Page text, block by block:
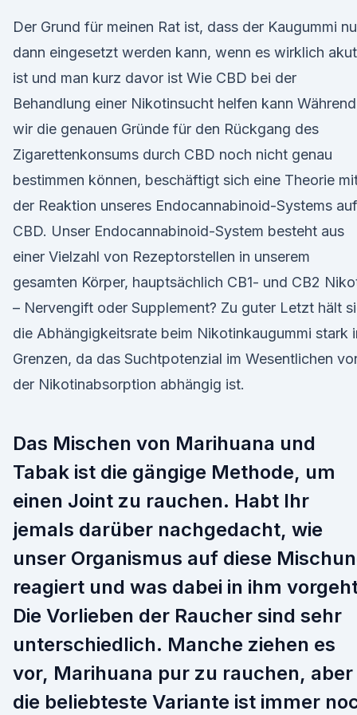
Der Grund für meinen Rat ist, dass der Kaugummi
dann eingesetzt werden kann, wenn es wirklich akut
ist und man kurz davor ist Wie CBD bei der
Behandlung einer Nikotinsucht helfen kann Während
wir die genauen Gründe für den Rückgang des
Zigarettenkonsums durch CBD noch nicht genau
bestimmen können, beschäftigt sich eine Theorie
der Reaktion unseres Endocannabinoid-Systems auf
CBD. Unser Endocannabinoid-System besteht aus
einer Vielzahl von Rezeptorstellen in unserem
gesamten Körper, hauptsächlich CB1- und CB2
– Nervengift oder Supplement? Zu guter Letzt hält
die Abhängigkeitsrate beim Nikotinkaugummi stark
Grenzen, da das Suchtpotenzial im Wesentlichen
der Nikotinabsorption abhängig ist.
Das Mischen von Marihuana und
Tabak ist die gängige Methode, um
einen Joint zu rauchen. Habt Ihr
jemals darüber nachgedacht, wie
unser Organismus auf diese
reagiert und was dabei in ihm
Die Vorlieben der Raucher sind sehr
unterschiedlich. Manche ziehen es
vor, Marihuana pur zu rauchen, aber
die beliebteste Variante ist immer